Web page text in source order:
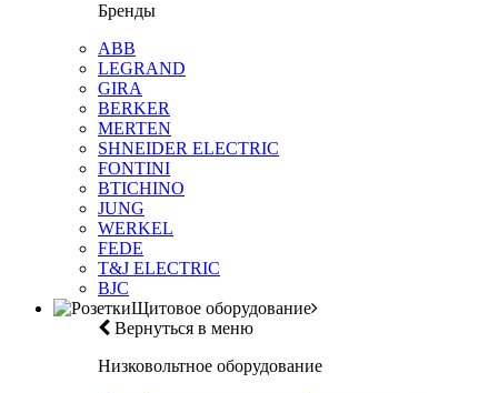
Бренды
ABB
LEGRAND
GIRA
BERKER
MERTEN
SHNEIDER ELECTRIC
FONTINI
BTICHINO
JUNG
WERKEL
FEDE
T&J ELECTRIC
BJC
Щитовое оборудование
Вернуться в меню
Низковольтное оборудование